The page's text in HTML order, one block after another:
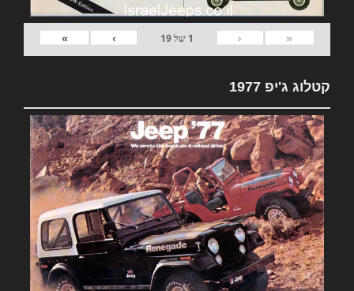
«
‹
1 של19
›
»
קטלוג ג'יפ 1977